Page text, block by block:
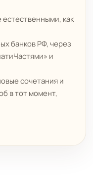
естественными, как
банков РФ, через
и
сочетания и
в тот момент,